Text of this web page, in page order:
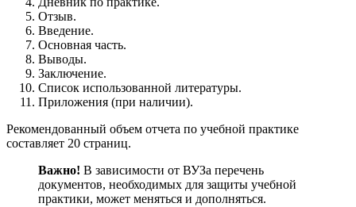
Отзыв.
Введение.
Основная часть.
Выводы.
Заключение.
Список использованной литературы.
Приложения (при наличии).
Рекомендованный объем отчета по учебной практике
составляет 20 страниц.
Важно! В зависимости от ВУЗа перечень
документов, необходимых для защиты учебной
практики, может меняться и дополняться.